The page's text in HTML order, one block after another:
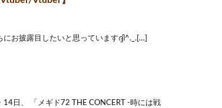
お披露目したいと思っていますദ്ദി^._.[…]
日、 「メギド72 THE CONCERT -時には戦